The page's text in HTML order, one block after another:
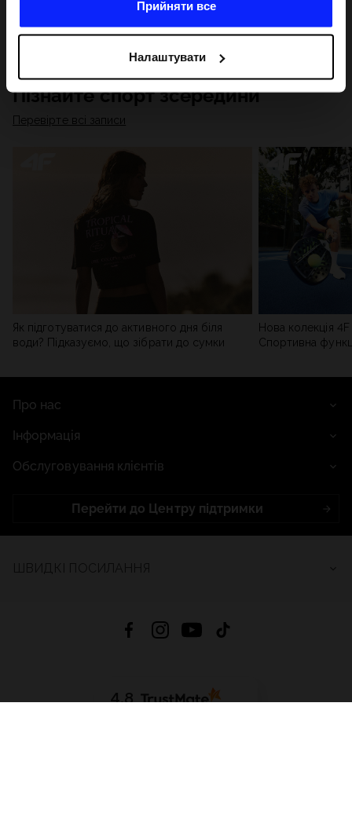
отримують у результаті використання вами їхніх
послуг.З вашої згоди ми також можемо ділитися
з метою націлювання та покращення відображення
відповідної онлайн-реклами, проведення аналітики,
відповідності вмісту та вдосконалення рішень, які
пропонують наші партнери (наприклад, соціальні
мережі). Детальну інформацію можна знайти в нашій
та в розділі «Деталі».
Прийняти все
Налаштувати
Пізнайте спорт зсередини
Перевірте всі записи
Як підготуватися до активного дня біля
води? Підказуємо, що зібрати до сумки
Нова колекція
Спортивна
Про нас
Інформація
Обслуговування клієнтів
Перейти до Центру підтримки
4.8